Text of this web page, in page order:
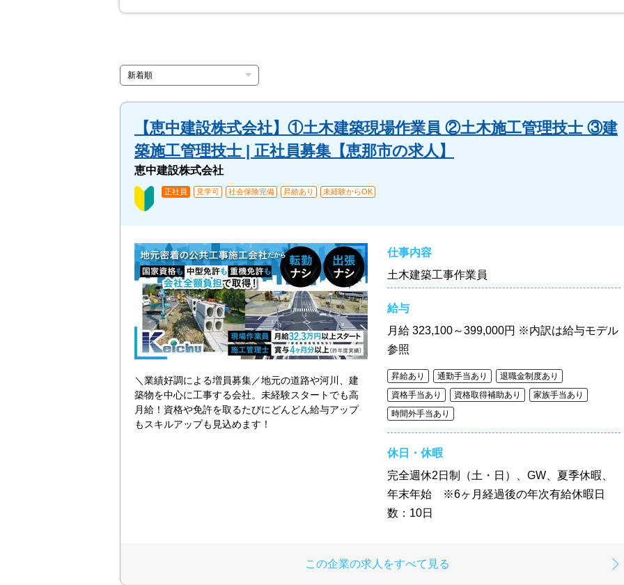
【恵中建設株式会社】①土木建築現場作業員 ②土木施工管理技士 ③建
築施工管理技士 | 正社員募集【恵那市の求人】
恵中建設株式会社
正社員 見学可 社会保険完備 昇給あり 未経験からOK
＼業績好調による増員募集／地元の道路や河川、建
築物を中心に工事する会社。未経験スタートでも高
月給！資格や免許を取るたびにどんどん給与アップ
もスキルアップも見込めます！
仕事内容
土木建築工事作業員
給与
月給 323,100～399,000円 ※内訳は給与モデル
参照
昇給あり 通勤手当あり
退職金制度あり
資格手当あり
資格取得補助あり
家族手当あり
時間外手当あり
休日・休暇
完全週休2日制（土・日）、GW、夏季休暇、
年末年始 ※6ヶ月経過後の年次有給休暇日
数：10日
この企業の求人をすべて見る